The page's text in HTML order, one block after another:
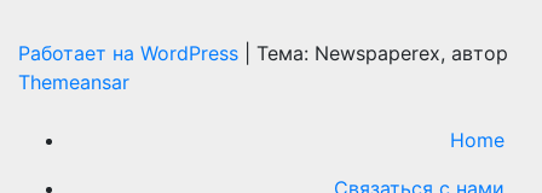
Работает на WordPress
Тема: Newspaperex, автор
Themeansar
Home
Связаться с нами